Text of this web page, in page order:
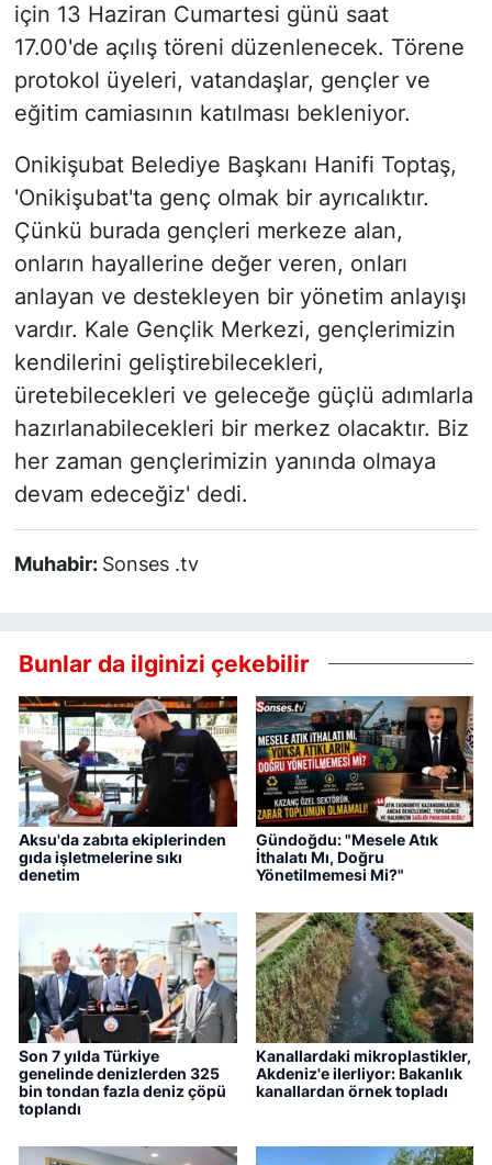
için 13 Haziran Cumartesi günü saat
17.00'de açılış töreni düzenlenecek. Törene
protokol üyeleri, vatandaşlar, gençler ve
eğitim camiasının katılması bekleniyor.
Onikişubat Belediye Başkanı Hanifi Toptaş,
'Onikişubat'ta genç olmak bir ayrıcalıktır.
Çünkü burada gençleri merkeze alan,
onların hayallerine değer veren, onları
anlayan ve destekleyen bir yönetim anlayışı
vardır. Kale Gençlik Merkezi, gençlerimizin
kendilerini geliştirebilecekleri,
üretebilecekleri ve geleceğe güçlü adımlarla
hazırlanabilecekleri bir merkez olacaktır. Biz
her zaman gençlerimizin yanında olmaya
devam edeceğiz' dedi.
Muhabir: Sonses .tv
Bunlar da ilginizi çekebilir
Aksu'da zabıta ekiplerinden
gıda işletmelerine sıkı
denetim
Gündoğdu: "Mesele Atık
İthalatı Mı, Doğru
Yönetilmemesi Mi?"
Son 7 yılda Türkiye
genelinde denizlerden 325
bin tondan fazla deniz çöpü
toplandı
Kanallardaki mikroplastikler,
Akdeniz'e ilerliyor: Bakanlık
kanallardan örnek topladı